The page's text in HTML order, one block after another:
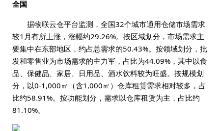
全国
据物联云仓平台监测，全国32个城市通用仓储市场需求
较1月有所上涨，涨幅约29.26%。按区域划分，市场需求主
要集中在东部地区，约占总需求的50.43%。按领域划分，批
发和零售业为市场需求的主力军，占比为44.09%，其中以食
品、保健品、家居、日用品、酒水饮料较为旺盛。按规模划
分，以0-1,000㎡（含1,000㎡）仓库租赁需求相对较多，占
比约58.91%。按功能划分，需求以仓库租赁为主，占比约
81.10%。